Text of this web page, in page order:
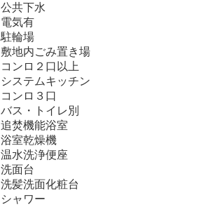
公共下水
電気有
駐輪場
敷地内ごみ置き場
コンロ２口以上
システムキッチン
コンロ３口
バス・トイレ別
追焚機能浴室
浴室乾燥機
温水洗浄便座
洗面台
洗髪洗面化粧台
シャワー